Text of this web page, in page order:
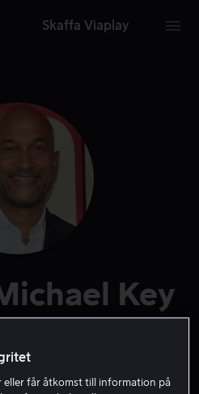
Skaffa Viaplay
Key
eller får åtkomst till information på